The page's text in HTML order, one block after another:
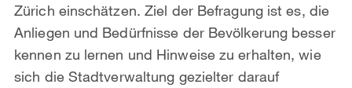
Zürich einschätzen. Ziel der Befragung ist es, die
Anliegen und Bedürfnisse der Bevölkerung besser
kennen zu lernen und Hinweise zu erhalten, wie
sich die Stadtverwaltung gezielter darauf